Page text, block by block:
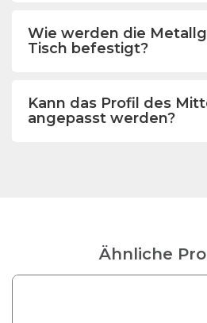
Wie werden die
Tisch befestigt?
Kann das Profil des
angepasst werden?
Ähnliche